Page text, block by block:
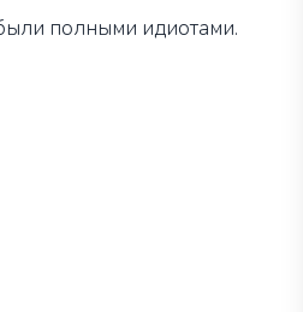
полными идиотами.